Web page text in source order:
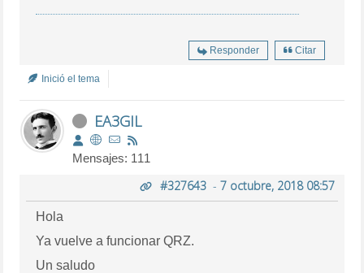
Responder Citar
Inició el tema
EA3GIL
Mensajes: 111
#327643- 7 octubre, 2018 08:57
Hola
Ya vuelve a funcionar QRZ.
Un saludo